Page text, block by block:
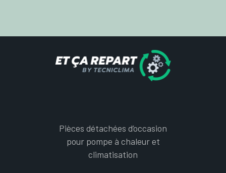
Pièces détachées d’occasion
pour pompe à chaleur et
climatisation